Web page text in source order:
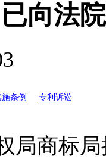
向法
条例 专利诉讼
商标局